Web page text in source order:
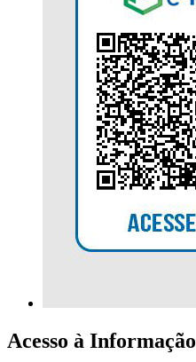
Acesso à Informação